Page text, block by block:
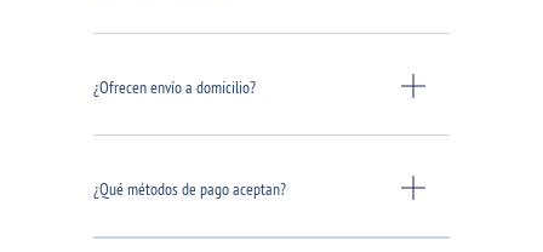
¿Ofrecen envío a domicilio?
¿Qué métodos de pago aceptan?